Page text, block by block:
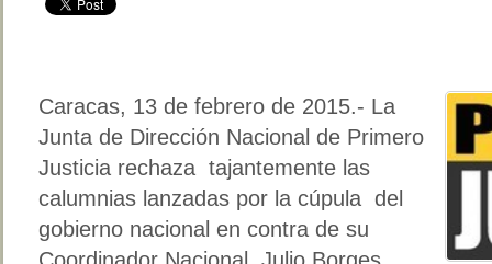
Caracas, 13 de febrero de 2015.- La
Junta de Dirección Nacional de Primero
Justicia rechaza tajantemente las
calumnias lanzadas por la cúpula del
gobierno nacional en contra de su
Coordinador Nacional, Julio Borges.